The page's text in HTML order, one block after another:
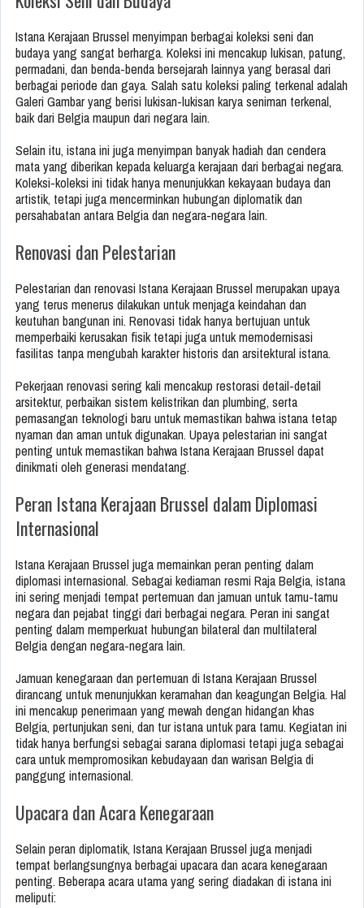
Istana Kerajaan Brussel menyimpan berbagai koleksi seni dan
budaya yang sangat berharga. Koleksi ini mencakup lukisan, patung,
permadani, dan benda-benda bersejarah lainnya yang berasal dari
berbagai periode dan gaya. Salah satu koleksi paling terkenal adalah
Galeri Gambar yang berisi lukisan-lukisan karya seniman terkenal,
baik dari Belgia maupun dari negara lain.
Selain itu, istana ini juga menyimpan banyak hadiah dan cendera
mata yang diberikan kepada keluarga kerajaan dari berbagai negara.
Koleksi-koleksi ini tidak hanya menunjukkan kekayaan budaya dan
artistik, tetapi juga mencerminkan hubungan diplomatik dan
persahabatan antara Belgia dan negara-negara lain.
Renovasi dan Pelestarian
Pelestarian dan renovasi Istana Kerajaan Brussel merupakan upaya
yang terus menerus dilakukan untuk menjaga keindahan dan
keutuhan bangunan ini. Renovasi tidak hanya bertujuan untuk
memperbaiki kerusakan fisik tetapi juga untuk memodernisasi
fasilitas tanpa mengubah karakter historis dan arsitektural istana.
Pekerjaan renovasi sering kali mencakup restorasi detail-detail
arsitektur, perbaikan sistem kelistrikan dan plumbing, serta
pemasangan teknologi baru untuk memastikan bahwa istana tetap
nyaman dan aman untuk digunakan. Upaya pelestarian ini sangat
penting untuk memastikan bahwa Istana Kerajaan Brussel dapat
dinikmati oleh generasi mendatang.
Peran Istana Kerajaan Brussel dalam Diplomasi
Internasional
Istana Kerajaan Brussel juga memainkan peran penting dalam
diplomasi internasional. Sebagai kediaman resmi Raja Belgia, istana
ini sering menjadi tempat pertemuan dan jamuan untuk tamu-tamu
negara dan pejabat tinggi dari berbagai negara. Peran ini sangat
penting dalam memperkuat hubungan bilateral dan multilateral
Belgia dengan negara-negara lain.
Jamuan kenegaraan dan pertemuan di Istana Kerajaan Brussel
dirancang untuk menunjukkan keramahan dan keagungan Belgia. Hal
ini mencakup penerimaan yang mewah dengan hidangan khas
Belgia, pertunjukan seni, dan tur istana untuk para tamu. Kegiatan ini
tidak hanya berfungsi sebagai sarana diplomasi tetapi juga sebagai
cara untuk mempromosikan kebudayaan dan warisan Belgia di
panggung internasional.
Upacara dan Acara Kenegaraan
Selain peran diplomatik, Istana Kerajaan Brussel juga menjadi
tempat berlangsungnya berbagai upacara dan acara kenegaraan
penting. Beberapa acara utama yang sering diadakan di istana ini
meliputi: